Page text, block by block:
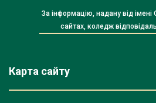
За інформацію, надану від
сайтах, коледж
Карта сайту